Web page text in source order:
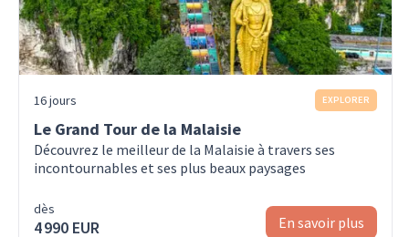
16 jours EXPLORER
Le Grand Tour de la Malaisie
Découvrez le meilleur de la Malaisie à travers ses
incontournables et ses plus beaux paysages
dès
4 990 EUR En savoir plus